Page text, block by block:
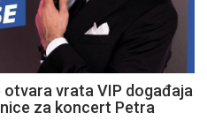
otvara vrata VIP događaja
za koncert Petra